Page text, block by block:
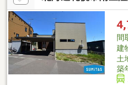
面道路：東側は広々とした約
7.925mと広く駐車もスムーズ
き：冬用タイヤや除雪用具、
る物置が完備されています。
間
建
土
築